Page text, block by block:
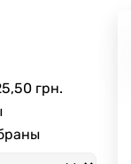
грн.